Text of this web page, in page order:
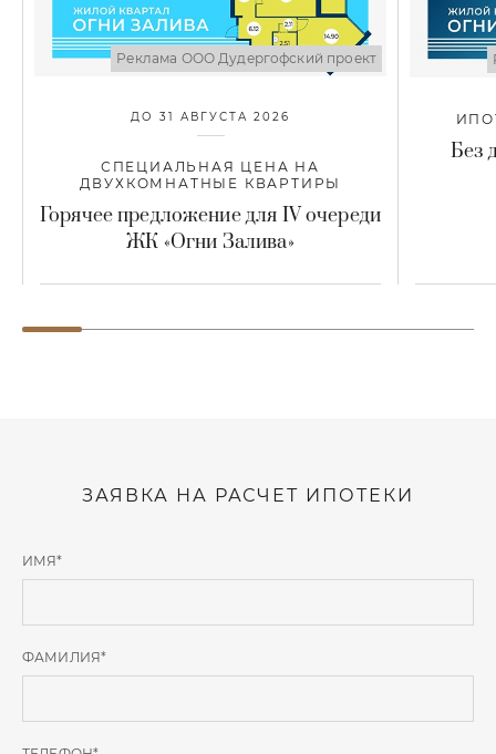
Реклама ООО Дудергофский проект
ДО 31 АВГУСТА 2026
СПЕЦИАЛЬНАЯ ЦЕНА НА
ДВУХКОМНАТНЫЕ КВАРТИРЫ
Горячее предложение для IV очереди
ЖК «Огни Залива»
Без
ЗАЯВКА НА РАСЧЕТ ИПОТЕКИ
ИМЯ*
ФАМИЛИЯ*